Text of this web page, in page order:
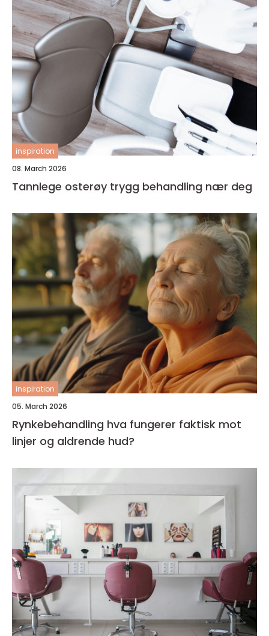
inspiration
08. March 2026
Tannlege osterøy trygg behandling nær deg
inspiration
05. March 2026
Rynkebehandling hva fungerer faktisk mot
linjer og aldrende hud?